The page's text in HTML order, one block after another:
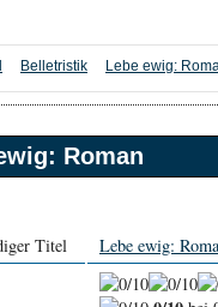
Belletristik Lebe ewig:
Roman
Titel Lebe ewig: